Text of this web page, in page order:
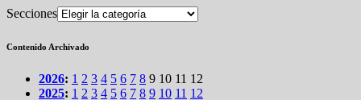
Secciones
Contenido Archivado
2026: 1 2 3 4 5 6 7 8 9 10 11 12
2025: 1 2 3 4 5 6 7 8 9 10 11 12